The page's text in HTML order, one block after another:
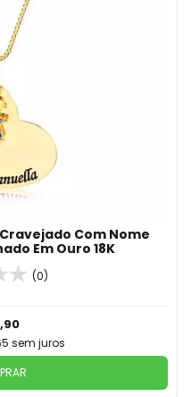
Com Nome
Em Ouro 18K
(0)
sem juros